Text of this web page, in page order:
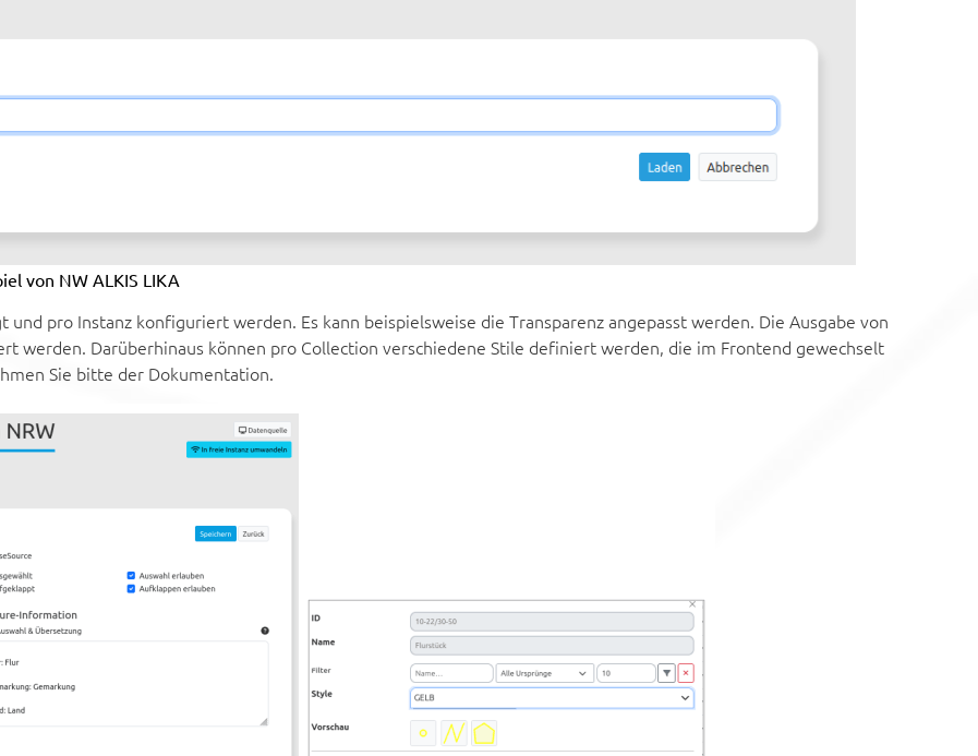
von NW ALKIS LIKA
pro Instanz konfiguriert werden. Es kann beispielsweise die Transparenz angepasst werden. Die Ausgabe von
werden. Darüberhinaus können pro Collection verschiedene Stile definiert werden, die im Frontend gewechselt
Sie bitte der Dokumentation.